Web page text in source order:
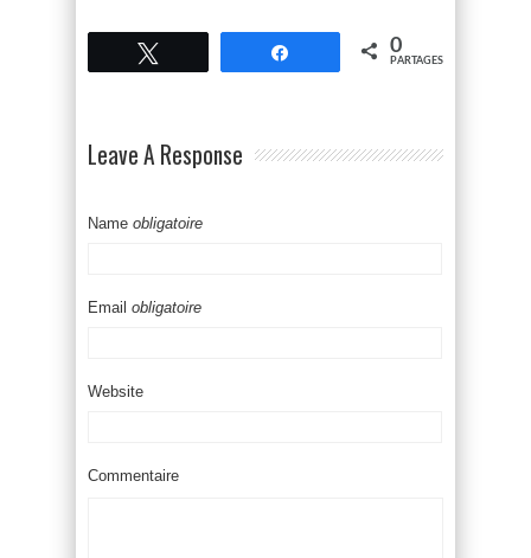
Partagez 0
PARTAGES
Leave A Response
Name obligatoire
Email obligatoire
Website
Commentaire